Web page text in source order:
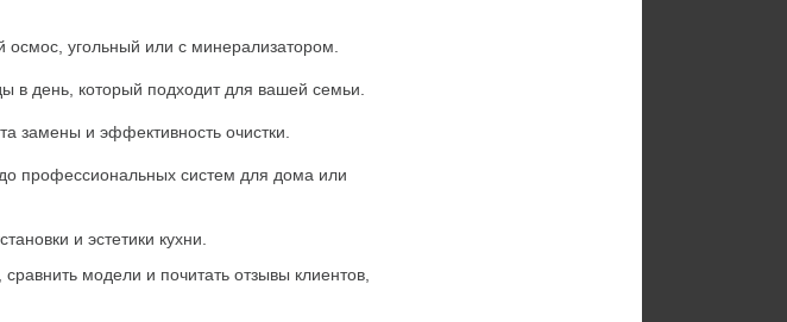
угольный или с минерализатором.
в день, который подходит для вашей семьи.
замены и эффективность очистки.
профессиональных систем для дома или
и эстетики кухни.
, сравнить модели и почитать отзывы клиентов,